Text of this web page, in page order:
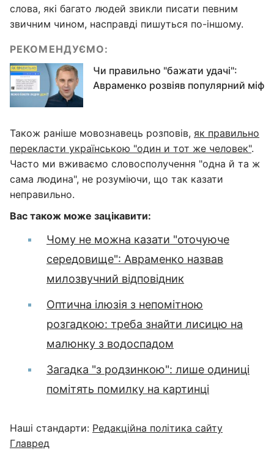
слова, які багато людей звикли писати певним
звичним чином, насправді пишуться по-іншому.
РЕКОМЕНДУЄМО:
Чи правильно "бажати удачі":
Авраменко розвіяв популярний міф
Також раніше мовознавець розповів, як правильно
перекласти українською "один и тот же человек".
Часто ми вживаємо словосполучення "одна й та ж
сама людина", не розуміючи, що так казати
неправильно.
Вас також може зацікавити:
Чому не можна казати "оточуюче
середовище": Авраменко назвав
милозвучний відповідник
Оптична ілюзія з непомітною
розгадкою: треба знайти лисицю на
малюнку з водоспадом
Загадка "з родзинкою": лише одиниці
помітять помилку на картинці
Наші стандарти: Редакційна політика сайту
Главред